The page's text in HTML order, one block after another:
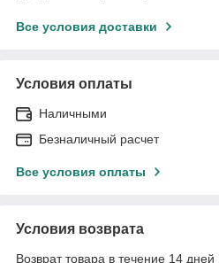
Все условия доставки
Условия оплаты
Наличными
Безналичный расчет
Все условия оплаты
Условия возврата
Возврат товара в течение 14 дней